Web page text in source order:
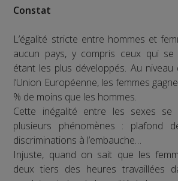
Constat
L’égalité stricte entre hommes et
aucun pays, y compris ceux qui se
étant les plus développés. Au niveau
l’Union Européenne, les femmes
% de moins que les hommes.
Cette inégalité entre les sexes
plusieurs phénomènes : plafond
discriminations à l’embauche…
Injuste, quand on sait que les
deux tiers des heures travaillées